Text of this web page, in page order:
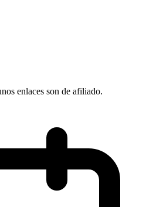
enlaces son de afiliado.